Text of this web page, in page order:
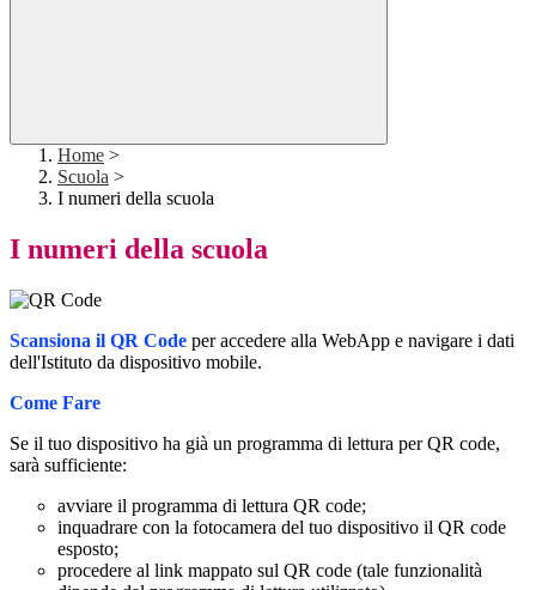
Home >
Scuola >
I numeri della scuola
I numeri della scuola
Scansiona il QR Code per accedere alla WebApp e navigare i dati
dell'Istituto da dispositivo mobile.
Come Fare
Se il tuo dispositivo ha già un programma di lettura per QR code,
sarà sufficiente:
avviare il programma di lettura QR code;
inquadrare con la fotocamera del tuo dispositivo il QR code
esposto;
procedere al link mappato sul QR code (tale funzionalità